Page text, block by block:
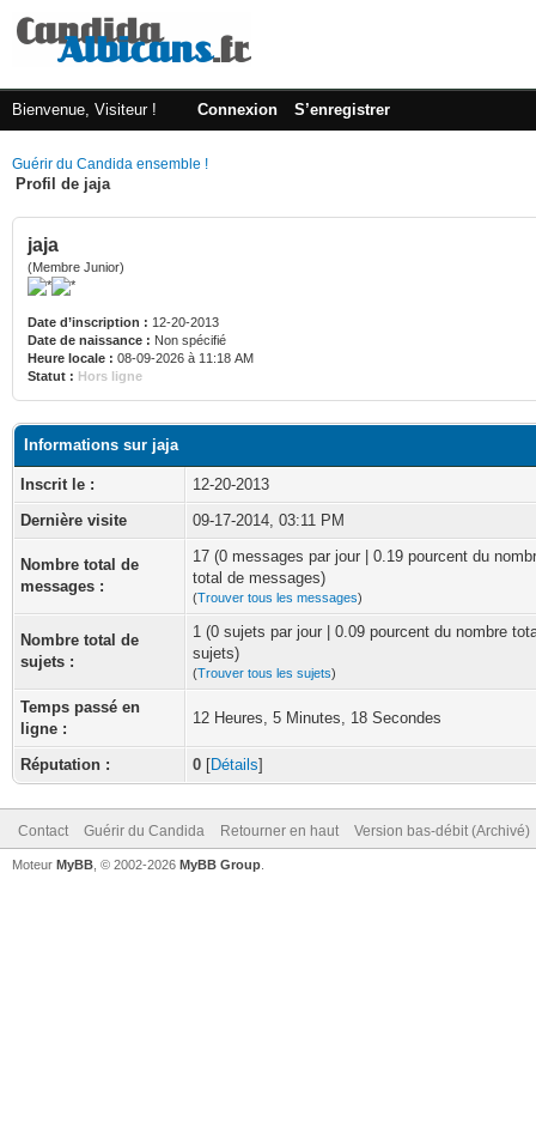
Bienvenue, Visiteur ! Connexion S’enregistrer
Guérir du Candida ensemble !
Profil de jaja
jaja
(Membre Junior)
Date d’inscription : 12-20-2013
Date de naissance : Non spécifié
Heure locale : 08-09-2026 à 11:18 AM
Statut : Hors ligne
Informations sur jaja
Inscrit le :
12-20-2013
Dernière visite
09-17-2014, 03:11 PM
Nombre total de
messages :
17 (0 messages par jour | 0.19 pourcent du
total de messages)
(Trouver tous les messages)
Nombre total de
sujets :
1 (0 sujets par jour | 0.09 pourcent du nombre
sujets)
(Trouver tous les sujets)
Temps passé en
ligne :
12 Heures, 5 Minutes, 18 Secondes
Réputation : 0 [Détails]
Contact Guérir du Candida Retourner en haut Version bas-débit (Archivé)
Moteur MyBB , © 2002-2026 MyBB Group